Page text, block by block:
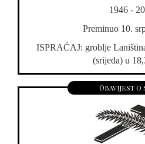
1946 -
Preminuo 10.
ISPRAĆAJ: groblje
(srijeda) u
Obavijest o